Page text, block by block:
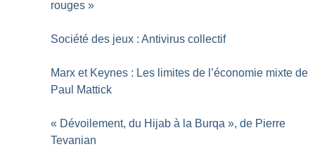
rouges »
Société des jeux : Antivirus collectif
Marx et Keynes : Les limites de l’économie mixte de
Paul Mattick
« Dévoilement, du Hijab à la Burqa », de Pierre
Tevanian